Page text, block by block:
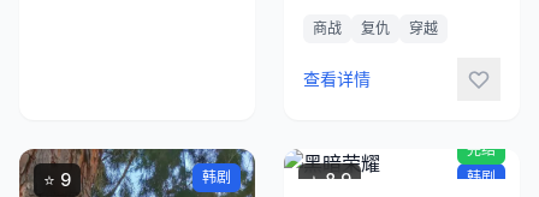
商战 复仇 穿越
查看详情
⭐ 9 韩剧
即
⭐ 8.9 韩剧
完结